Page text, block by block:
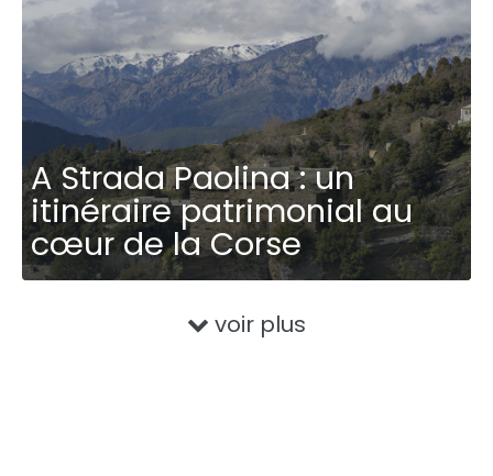
A Strada Paolina : un
itinéraire patrimonial au
cœur de la Corse
voir plus